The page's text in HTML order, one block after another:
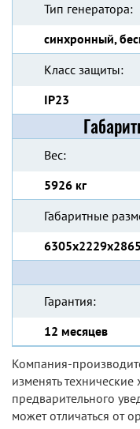
Тип генератора:
синхронный,
Класс защиты:
IP23
Вес:
5926 кг
Габаритные
Гарантия:
12 месяцев
Компания-
изменять
предварительного
может отличаться от